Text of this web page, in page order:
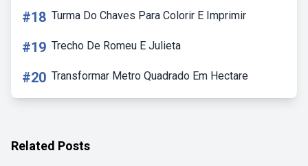
#18 Turma Do Chaves Para Colorir E Imprimir
#19 Trecho De Romeu E Julieta
#20 Transformar Metro Quadrado Em Hectare
Related Posts